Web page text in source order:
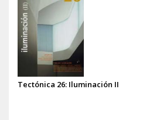
Tectónica 26: Iluminación II